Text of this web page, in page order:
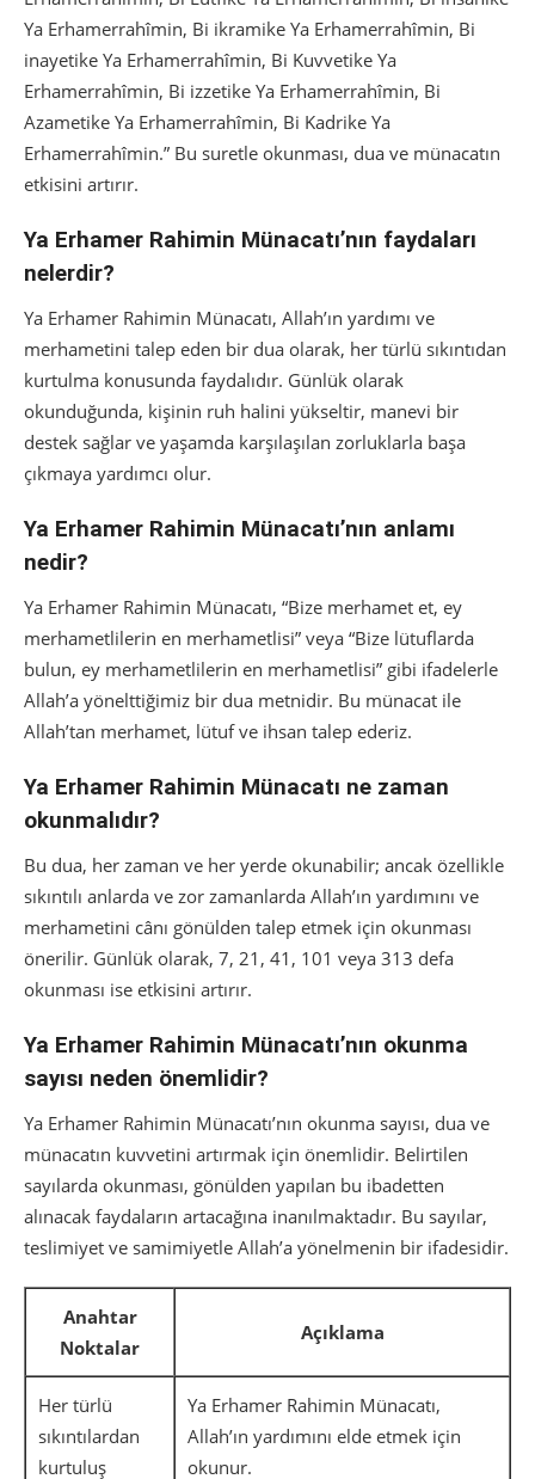
Ya Erhamerrahîmin, Bi ikramike Ya Erhamerrahîmin, Bi
inayetike Ya Erhamerrahîmin, Bi Kuvvetike Ya
Erhamerrahîmin, Bi izzetike Ya Erhamerrahîmin, Bi
Azametike Ya Erhamerrahîmin, Bi Kadrike Ya
Erhamerrahîmin.” Bu suretle okunması, dua ve münacatın
etkisini artırır.
Ya Erhamer Rahimin Münacatı’nın faydaları
nelerdir?
Ya Erhamer Rahimin Münacatı, Allah’ın yardımı ve
merhametini talep eden bir dua olarak, her türlü sıkıntıdan
kurtulma konusunda faydalıdır. Günlük olarak
okunduğunda, kişinin ruh halini yükseltir, manevi bir
destek sağlar ve yaşamda karşılaşılan zorluklarla başa
çıkmaya yardımcı olur.
Ya Erhamer Rahimin Münacatı’nın anlamı
nedir?
Ya Erhamer Rahimin Münacatı, “Bize merhamet et, ey
merhametlilerin en merhametlisi” veya “Bize lütuflarda
bulun, ey merhametlilerin en merhametlisi” gibi ifadelerle
Allah’a yönelttiğimiz bir dua metnidir. Bu münacat ile
Allah’tan merhamet, lütuf ve ihsan talep ederiz.
Ya Erhamer Rahimin Münacatı ne zaman
okunmalıdır?
Bu dua, her zaman ve her yerde okunabilir; ancak özellikle
sıkıntılı anlarda ve zor zamanlarda Allah’ın yardımını ve
merhametini cânı gönülden talep etmek için okunması
önerilir. Günlük olarak, 7, 21, 41, 101 veya 313 defa
okunması ise etkisini artırır.
Ya Erhamer Rahimin Münacatı’nın okunma
sayısı neden önemlidir?
Ya Erhamer Rahimin Münacatı’nın okunma sayısı, dua ve
münacatın kuvvetini artırmak için önemlidir. Belirtilen
sayılarda okunması, gönülden yapılan bu ibadetten
alınacak faydaların artacağına inanılmaktadır. Bu sayılar,
teslimiyet ve samimiyetle Allah’a yönelmenin bir ifadesidir.
Anahtar
Noktalar
Açıklama
Her türlü
sıkıntılardan
kurtuluş
Ya Erhamer Rahimin Münacatı,
Allah’ın yardımını elde etmek için
okunur.